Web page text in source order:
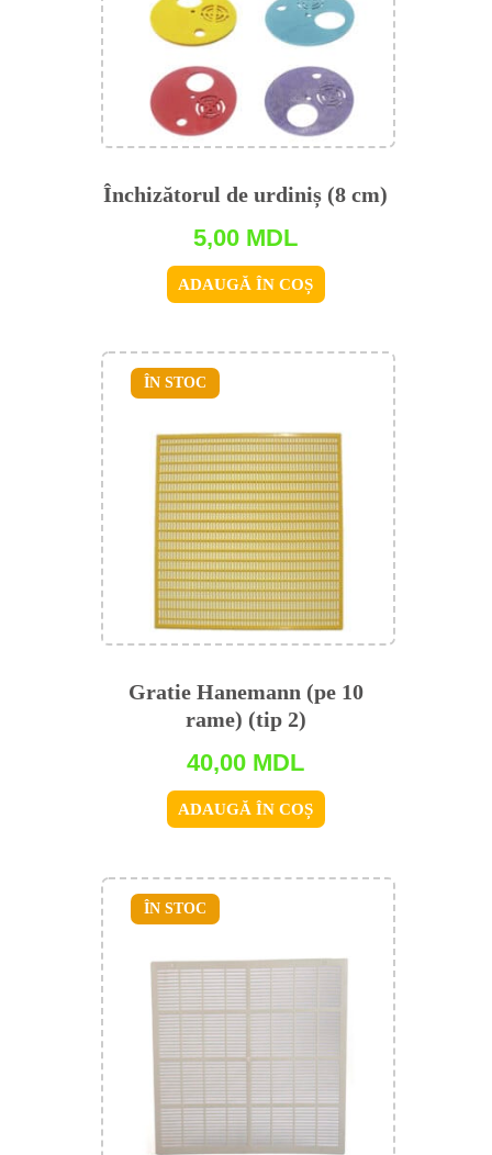
Închizătorul de urdiniș (8 cm)
5,00 MDL
ADAUGĂ ÎN COȘ
Gratie Hanemann (pe 10
rame) (tip 2)
40,00 MDL
ADAUGĂ ÎN COȘ
ÎN STOC
ÎN STOC